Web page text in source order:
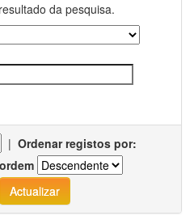
da pesquisa.
| Ordenar registos por: